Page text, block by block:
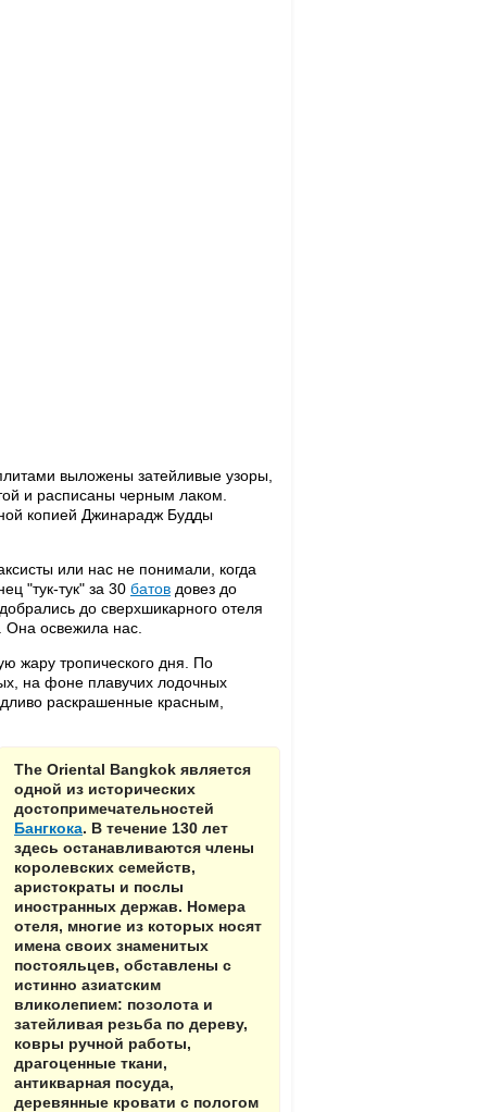
выложены затейливые узоры,
и расписаны черным лаком.
копией Джинарадж Будды
или нас не понимали, когда
"тук-тук" за 30 батов довез до
до сверхшикарного отеля
Она освежила нас.
жару тропического дня. По
на фоне плавучих лодочных
раскрашенные красным,
The Oriental Bangkok является
одной из исторических
достопримечательностей
Бангкока. В течение 130 лет
здесь останавливаются члены
королевских семейств,
аристократы и послы
иностранных держав. Номера
отеля, многие из которых носят
имена своих знаменитых
постояльцев, обставлены с
истинно азиатским
вликолепием: позолота и
затейливая резьба по дереву,
ковры ручной работы,
драгоценные ткани,
антикварная посуда,
деревянные кровати с пологом